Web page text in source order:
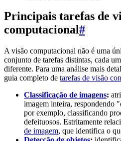
Principais tarefas de
computacional#
A visão computacional não é uma
conjunto de tarefas distintas, cada
diferente. Para uma análise mais
guia completo de tarefas de visão
Classificação de imagens:
imagem inteira, respondendo
por exemplo, classificando
defeituosos. Estritamente
de imagem, que identifica o